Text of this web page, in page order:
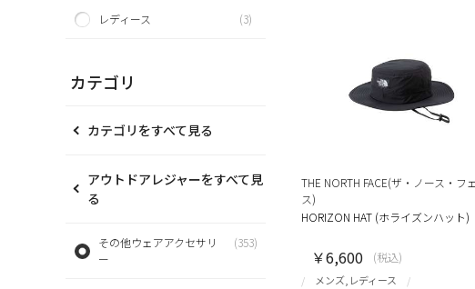
レディース (3)
カテゴリ
カテゴリをすべて見る
アウトドアレジャーをすべて見
る
その他ウェアアクセサリ
ー
(353)
THE NORTH FACE(ザ・ノース・フ
ス)
HORIZON HAT (ホライズンハット)
メンズ,レディース
￥6,600 (税込)